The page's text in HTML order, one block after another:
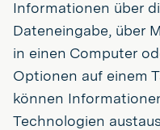
Informationen über
Dateneingabe, über
in einen Computer
Optionen auf einem
können
Technologien